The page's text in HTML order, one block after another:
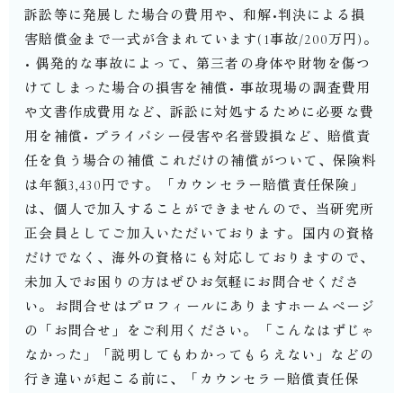
訴訟等に発展した場合の費用や、和解•判決による損
害賠償金まで一式が含まれています(1事故/200万円)。
⁡• 偶発的な事故によって、第三者の身体や財物を傷つ
けてしまった場合の損害を補償⁡• 事故現場の調査費用
や文書作成費用など、訴訟に対処するために必要な費
用を補償⁡• プライバシー侵害や名誉毀損など、賠償責
任を負う場合の補償⁡⁡これだけの補償がついて、保険料
は年額3,430円です。⁡「カウンセラー賠償責任保険」
は、個人で加入することができませんので、当研究所
正会員としてご加入いただいております。⁡国内の資格
だけでなく、海外の資格にも対応しておりますので、
未加入でお困りの方はぜひお気軽にお問合せくださ
い。⁡お問合せはプロフィールにありますホームページ
の「お問合せ」をご利用ください。⁡「こんなはずじゃ
なかった」「説明してもわかってもらえない」などの
行き違いが起こる前に、「カウンセラー賠償責任保